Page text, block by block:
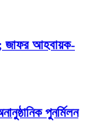
জাফর আহবায়ক-
পুনর্মিলন